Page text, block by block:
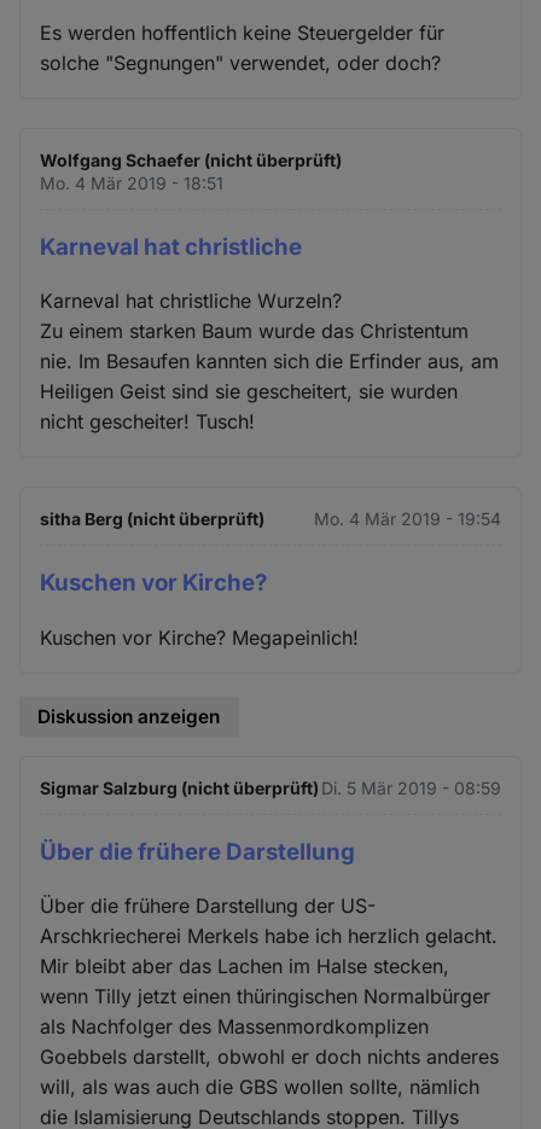
Es werden hoffentlich keine Steuergelder für
solche "Segnungen" verwendet, oder doch?
Wolfgang Schaefer (nicht überprüft)
Mo. 4 Mär 2019 - 18:51
Karneval hat christliche
Karneval hat christliche Wurzeln?
Zu einem starken Baum wurde das Christentum
nie. Im Besaufen kannten sich die Erfinder aus, am
Heiligen Geist sind sie gescheitert, sie wurden
nicht gescheiter! Tusch!
sitha Berg (nicht überprüft) Mo. 4 Mär 2019 - 19:54
Kuschen vor Kirche?
Kuschen vor Kirche? Megapeinlich!
Diskussion anzeigen
Sigmar Salzburg (nicht überprüft) Di. 5 Mär 2019 - 08:59
Über die frühere Darstellung
Über die frühere Darstellung der US-
Arschkriecherei Merkels habe ich herzlich gelacht.
Mir bleibt aber das Lachen im Halse stecken,
wenn Tilly jetzt einen thüringischen Normalbürger
als Nachfolger des Massenmordkomplizen
Goebbels darstellt, obwohl er doch nichts anderes
will, als was auch die GBS wollen sollte, nämlich
die Islamisierung Deutschlands stoppen. Tillys